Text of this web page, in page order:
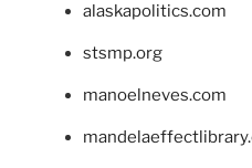
alaskapolitics.com
stsmp.org
manoelneves.com